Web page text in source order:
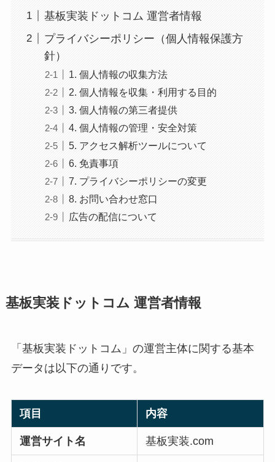
基板実装ドットコム 運営者情報
プライバシーポリシー（個人情報保護方
針）
1. 個人情報の収集方法
2. 個人情報を収集・利用する目的
3. 個人情報の第三者提供
4. 個人情報の管理・安全対策
5. アクセス解析ツールについて
6. 免責事項
7. プライバシーポリシーの変更
8. お問い合わせ窓口
広告の配信について
基板実装ドットコム 運営者情報
「基板実装ドットコム」の運営主体に関する基本
データは以下の通りです。
項目 内容
運営サイト名 基板実装.com